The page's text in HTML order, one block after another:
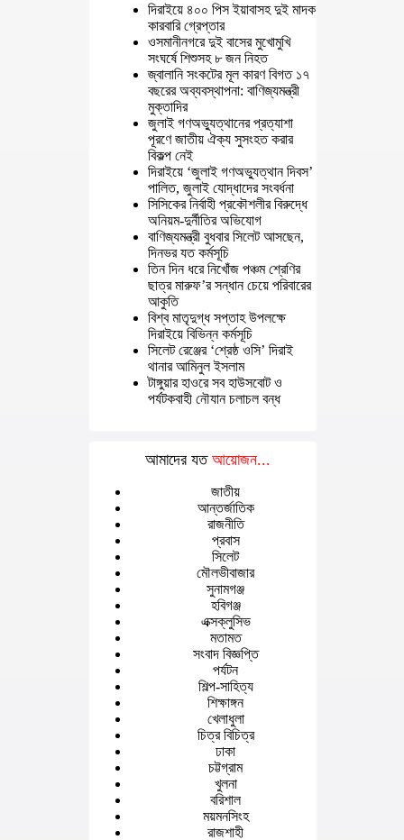
দিরাইয়ে ৪০০ পিস ইয়াবাসহ দুই মাদক
কারবারি গ্রেপ্তার
ওসমানীনগরে দুই বাসের মুখোমুখি
সংঘর্ষে শিশুসহ ৮ জন নিহত
জ্বালানি সংকটের মূল কারণ বিগত ১৭
বছরের অব্যবস্থাপনা: বাণিজ্যমন্ত্রী
মুক্তাদির
জুলাই গণঅভ্যুত্থানের প্রত্যাশা
পূরণে জাতীয় ঐক্য সুসংহত করার
বিকল্প নেই
দিরাইয়ে ‘জুলাই গণঅভ্যুত্থান দিবস’
পালিত, জুলাই যোদ্ধাদের সংবর্ধনা
সিসিকের নির্বাহী প্রকৌশলীর বিরুদ্ধে
অনিয়ম-দুর্নীতির অভিযোগ
বাণিজ্যমন্ত্রী বুধবার সিলেট আসছেন,
দিনভর যত কর্মসূচি
তিন দিন ধরে নিখোঁজ পঞ্চম শ্রেণির
ছাত্র মারুফ’র সন্ধান চেয়ে পরিবারের
আকুতি
বিশ্ব মাতৃদুগ্ধ সপ্তাহ উপলক্ষে
দিরাইয়ে বিভিন্ন কর্মসূচি
সিলেট রেঞ্জের ‘শ্রেষ্ঠ ওসি’ দিরাই
থানার আমিনুল ইসলাম
টাঙ্গুয়ার হাওরে সব হাউসবোট ও
পর্যটকবাহী নৌযান চলাচল বন্ধ
আমাদের যত আয়োজন...
জাতীয়
আন্তর্জাতিক
রাজনীতি
প্রবাস
সিলেট
মৌলভীবাজার
সুনামগঞ্জ
হবিগঞ্জ
এক্সক্লুসিভ
মতামত
সংবাদ বিজ্ঞপ্তি
পর্যটন
শিল্প-সাহিত্য
শিক্ষাঙ্গন
খেলাধুলা
চিত্র বিচিত্র
ঢাকা
চট্টগ্রাম
খুলনা
বরিশাল
ময়মনসিংহ
রাজশাহী